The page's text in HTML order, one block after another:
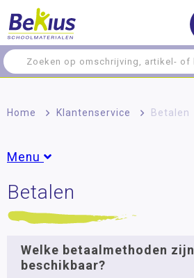
Home > Klantenservice > Betalen
Menu
Betalen
Garantie en reparatie
Bestellen en levering
Gegevens en voorwaarden
Betalen
Welke betaalmethoden zijn
beschikbaar?